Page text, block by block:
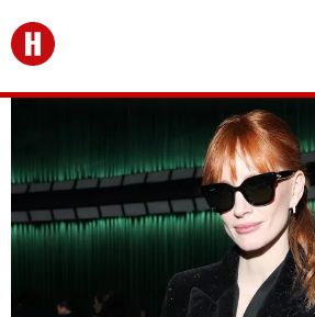
Перейти на главную